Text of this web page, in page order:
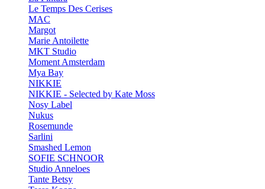
Le Temps Des Cerises
MAC
Margot
Marie Antoilette
MKT Studio
Moment Amsterdam
Mya Bay
NIKKIE
NIKKIE - Selected by Kate Moss
Nosy Label
Nukus
Rosemunde
Sarlini
Smashed Lemon
SOFIE SCHNOOR
Studio Anneloes
Tante Betsy